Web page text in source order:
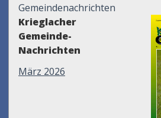
Gemeindenachrichten
Krieglacher
Gemeinde-
Nachrichten
März 2026